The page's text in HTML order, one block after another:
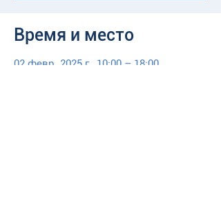
Время и место
02 февр. 2025 г., 10:00 – 18:00